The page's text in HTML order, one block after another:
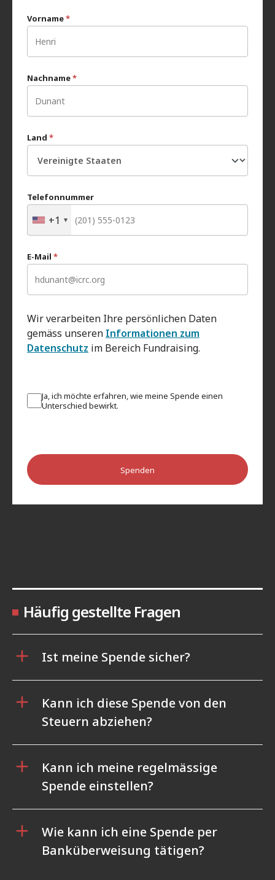
Vorname*
Nachname*
Land *
Telefonnummer
+1
E-Mail *
Wir verarbeiten Ihre persönlichen Daten
gemäss unseren Informationen zum
Datenschutz im Bereich Fundraising.
Ja, ich möchte erfahren, wie meine Spende einen
Unterschied bewirkt.
Spenden
Häufig gestellte Fragen
Ist meine Spende sicher?
Kann ich diese Spende von den
Steuern abziehen?
Kann ich meine regelmässige
Spende einstellen?
Wie kann ich eine Spende per
Banküberweisung tätigen?